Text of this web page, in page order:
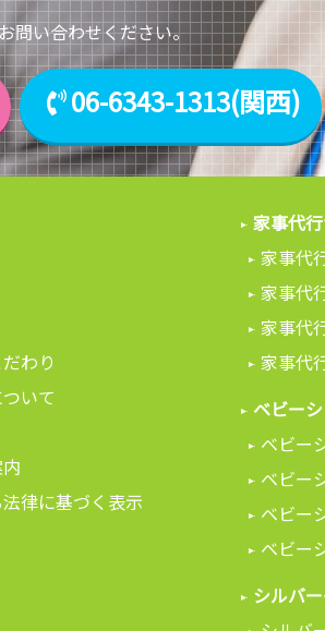
問い合わせください。
06-6343-1313(関西)
わり
いて
律に基づく表示
家事代
家事代
家事代
家事代
家事代
ベビー
ベビー
ベビー
ベビー
ベビー
シルバ